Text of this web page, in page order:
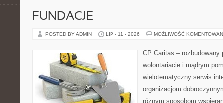
FUNDACJE
POSTED BY ADMIN LIP - 11 - 2026 MOŻLIWOŚĆ
CP Caritas – rozbudowany
wolontariacie i mądrym
wielotematyczny serwis
organizacjom
różnym sposobom